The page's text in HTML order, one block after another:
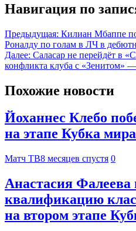
Навигация по
Предыдущая: Килиан Мбаппе
Роналду по голам в ЛЧ в
Далее: Саласар не перейдёт в
конфликта клуба с «Зенитом»
Похожие новости
Йоханнес Клебо
на этапе Кубка
Матч ТВ8 месяцев спустя 0
Анастасия Фалеева
квалификацию
на втором этапе